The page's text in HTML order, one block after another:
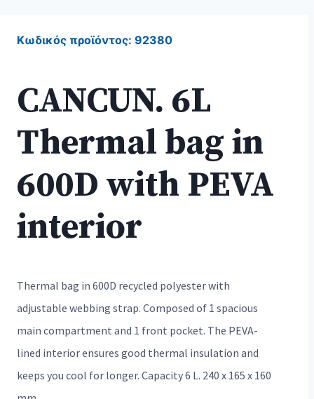
Κωδικός προϊόντος: 92380
CANCUN. 6L
Thermal bag in
600D with PEVA
interior
Thermal bag in 600D recycled polyester with
adjustable webbing strap. Composed of 1 spacious
main compartment and 1 front pocket. The PEVA-
lined interior ensures good thermal insulation and
keeps you cool for longer. Capacity 6 L. 240 x 165 x 160